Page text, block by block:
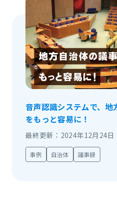
音声認識システムで、
をもっと容易に！
最終更新：2024年12月24日
事例 自治体 議事録